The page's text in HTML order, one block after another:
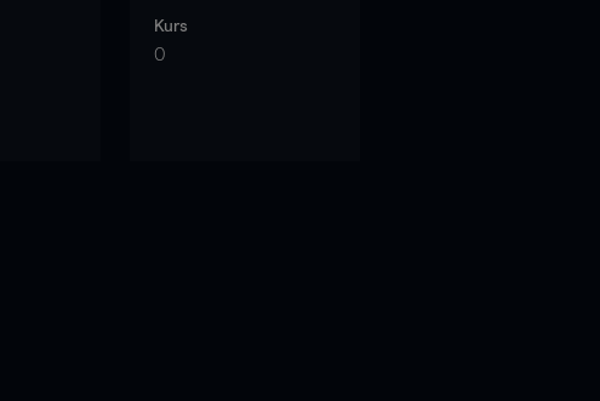
Kurs
0